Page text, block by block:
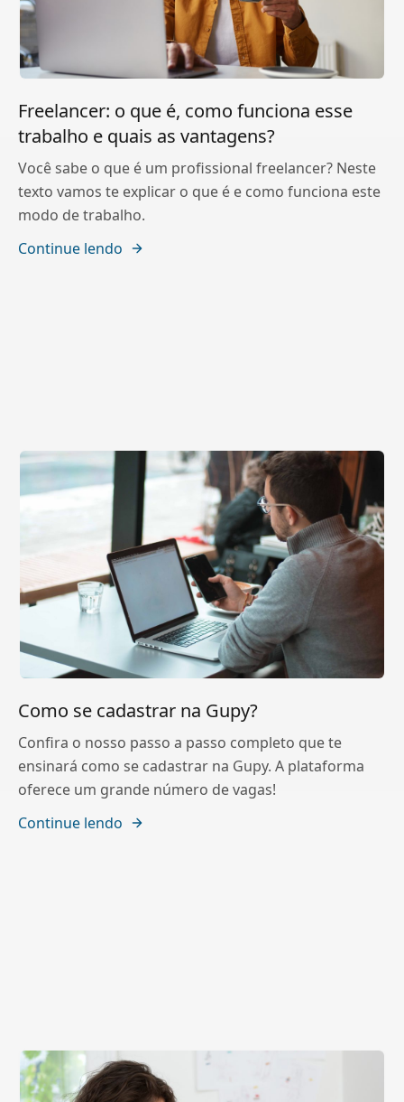
Freelancer: o que é, como funciona esse
trabalho e quais as vantagens?
Você sabe o que é um profissional freelancer? Neste
texto vamos te explicar o que é e como funciona este
modo de trabalho.
Continue lendo
Como se cadastrar na Gupy?
Confira o nosso passo a passo completo que te
ensinará como se cadastrar na Gupy. A plataforma
oferece um grande número de vagas!
Continue lendo